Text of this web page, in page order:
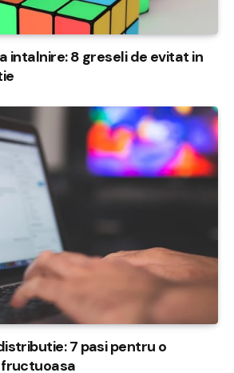
intalnire: 8 greseli de evitat in
7 pasi pentru o